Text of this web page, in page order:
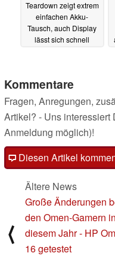
Teardown zeigt extrem
einfachen Akku-
Tausch, auch Display
lässt sich schnell
Kommentare
Fragen, Anregungen,
Artikel? - Uns
Anmeldung möglich)!
Diesen Artikel
⟨
Ältere News
Große Änderungen
den Omen-Gamern in
diesem Jahr - HP
16 getestet